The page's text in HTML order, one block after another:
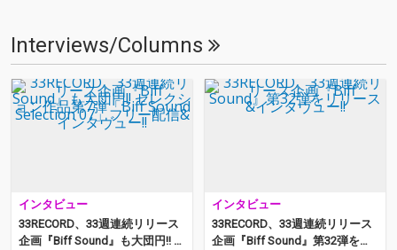
Interviews/Columns
インタビュー
33RECORD、33週連続リリース
企画『Biff Sound』も大団円!! セ
インタビュー
33RECORD、33週連続リリース
企画『Biff Sound』第32弾をリ